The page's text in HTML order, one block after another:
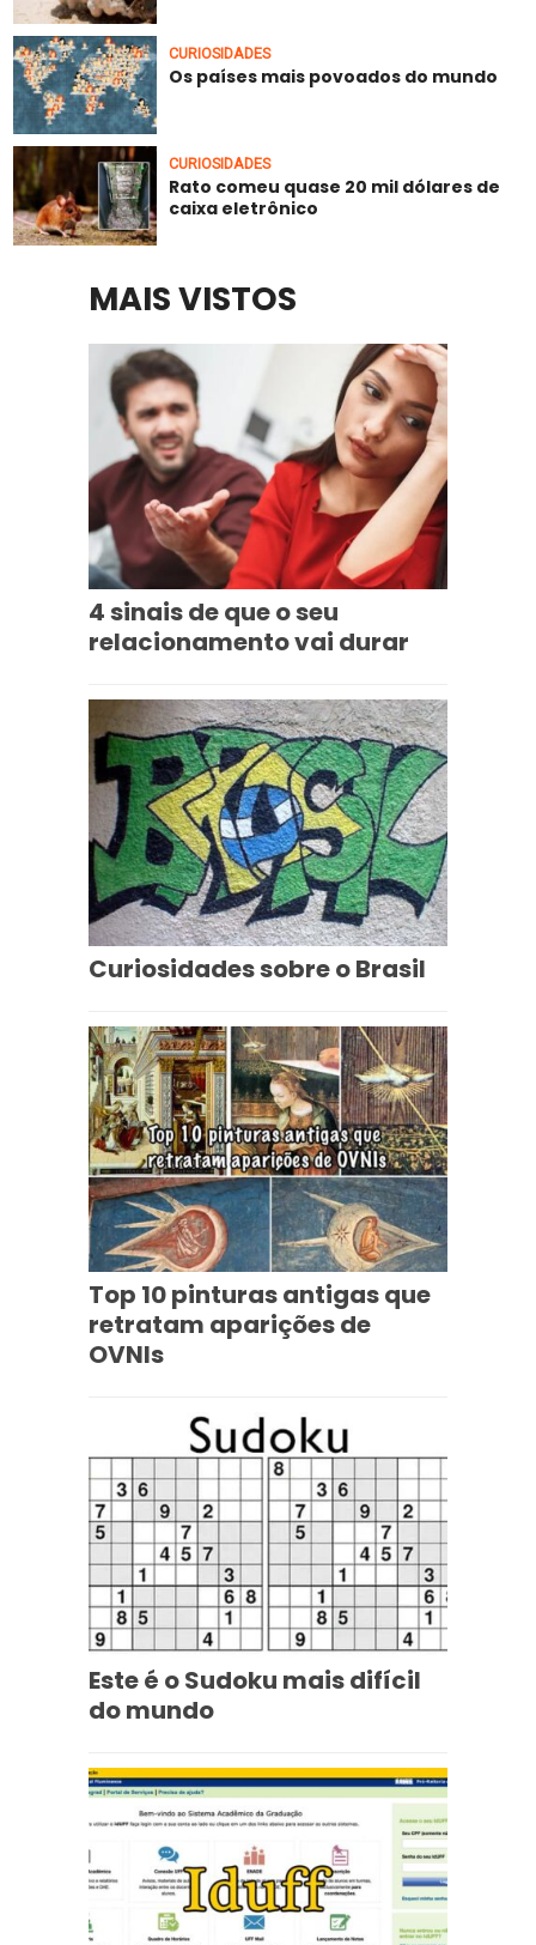
CURIOSIDADES
Os países mais povoados do mundo
CURIOSIDADES
Rato comeu quase 20 mil dólares de
caixa eletrônico
MAIS VISTOS
4 sinais de que o seu
relacionamento vai durar
Curiosidades sobre o Brasil
Top 10 pinturas antigas que
retratam aparições de
OVNIs
Este é o Sudoku mais difícil
do mundo